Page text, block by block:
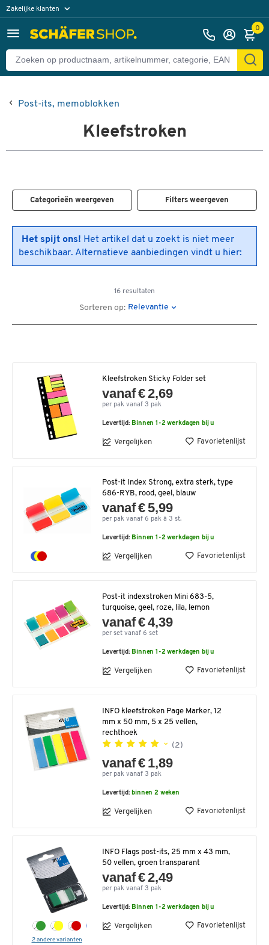
Zakelijke klanten
Particuliere klanten 0
Post-its, memoblokken
Kleefstroken
Categorieën weergeven Filters weergeven
Het spijt ons! Het artikel dat u zoekt is niet meer
beschikbaar. Alternatieve aanbiedingen vindt u hier:
16 resultaten
Sorteren op: Relevantie
Kleefstroken Sticky Folder set
vanaf € 2,69
per pak vanaf 3 pak
Levertijd: Binnen 1-2 werkdagen bij u
Vergelijken Favorietenlijst
Post-it Index Strong, extra sterk, type
686-RYB, rood, geel, blauw
vanaf € 5,99
per pak vanaf 6 pak à 3 st.
Levertijd: Binnen 1-2 werkdagen bij u
Vergelijken Favorietenlijst
Post-it indexstroken Mini 683-5,
turquoise, geel, roze, lila, lemon
vanaf € 4,39
per set vanaf 6 set
Levertijd: Binnen 1-2 werkdagen bij u
Vergelijken Favorietenlijst
INFO kleefstroken Page Marker, 12
mm x 50 mm, 5 x 25 vellen,
rechthoek
(2)
vanaf € 1,89
per pak vanaf 3 pak
Levertijd: binnen 2 weken
Vergelijken Favorietenlijst
2 andere varianten
INFO Flags post-its, 25 mm x 43 mm,
50 vellen, groen transparant
vanaf € 2,49
per pak vanaf 3 pak
Levertijd: Binnen 1-2 werkdagen bij u
Vergelijken Favorietenlijst